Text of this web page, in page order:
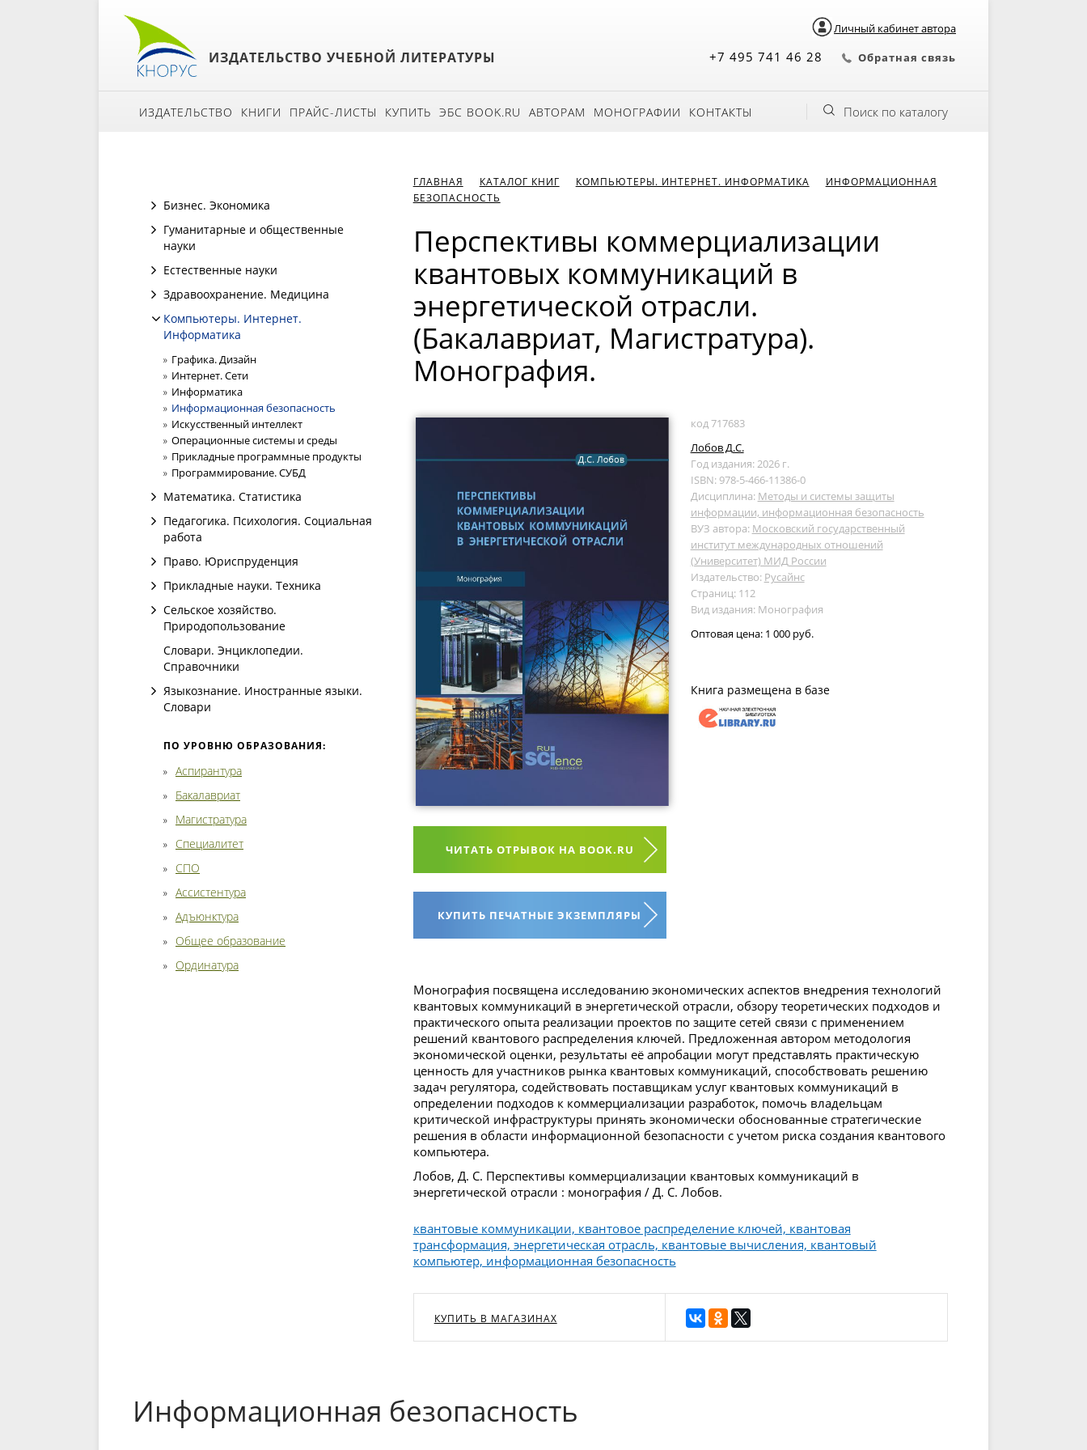
Личный кабинет автора
ИЗДАТЕЛЬСТВО УЧЕБНОЙ ЛИТЕРАТУРЫ +7 495 741 46 28 Обратная связь
ИЗДАТЕЛЬСТВО КНИГИ ПРАЙС-ЛИСТЫ КУПИТЬ ЭБС BOOK.RU АВТОРАМ МОНОГРАФИИ КОНТАКТЫ Поиск по каталогу
Бизнес. Экономика
Гуманитарные и общественные
науки
Естественные науки
Здравоохранение. Медицина
Компьютеры. Интернет.
Информатика
Графика. Дизайн
Интернет. Сети
Информатика
Информационная безопасность
Искусственный интеллект
Операционные системы и среды
Прикладные программные продукты
Программирование. СУБД
Математика. Статистика
Педагогика. Психология. Социальная
работа
Право. Юриспруденция
Прикладные науки. Техника
Сельское хозяйство.
Природопользование
Словари. Энциклопедии.
Справочники
Языкознание. Иностранные языки.
Словари
ПО УРОВНЮ ОБРАЗОВАНИЯ:
Аспирантура
Бакалавриат
Магистратура
Специалитет
СПО
Ассистентура
Адъюнктура
Общее образование
Ординатура
ГЛАВНАЯ КАТАЛОГ КНИГ КОМПЬЮТЕРЫ. ИНТЕРНЕТ. ИНФОРМАТИКА
ИНФОРМАЦИОННАЯ
БЕЗОПАСНОСТЬ
Перспективы коммерциализации
квантовых коммуникаций в
энергетической отрасли.
(Бакалавриат, Магистратура).
Монография.
ЧИТАТЬ ОТРЫВОК НА BOOK.RU
КУПИТЬ ПЕЧАТНЫЕ ЭКЗЕМПЛЯРЫ
код 717683
Лобов Д.С.
Год издания: 2026 г.
ISBN: 978-5-466-11386-0
Дисциплина: Методы и системы защиты
информации, информационная безопасность
ВУЗ автора: Московский государственный
институт международных отношений
(Университет) МИД России
Издательство: Русайнс
Страниц: 112
Вид издания: Монография
Оптовая цена: 1 000 руб.
Книга размещена в базе
Монография посвящена исследованию экономических аспектов внедрения технологий
квантовых коммуникаций в энергетической отрасли, обзору теоретических подходов и
практического опыта реализации проектов по защите сетей связи с применением
решений квантового распределения ключей. Предложенная автором методология
экономической оценки, результаты её апробации могут представлять практическую
ценность для участников рынка квантовых коммуникаций, способствовать решению
задач регулятора, содействовать поставщикам услуг квантовых коммуникаций в
определении подходов к коммерциализации разработок, помочь владельцам
критической инфраструктуры принять экономически обоснованные стратегические
решения в области информационной безопасности с учетом риска создания квантового
компьютера.
Лобов, Д. С. Перспективы коммерциализации квантовых коммуникаций в
энергетической отрасли : монография / Д. С. Лобов.
квантовые коммуникации, квантовое распределение ключей, квантовая
трансформация, энергетическая отрасль, квантовые вычисления, квантовый
компьютер, информационная безопасность
КУПИТЬ В МАГАЗИНАХ
Информационная безопасность